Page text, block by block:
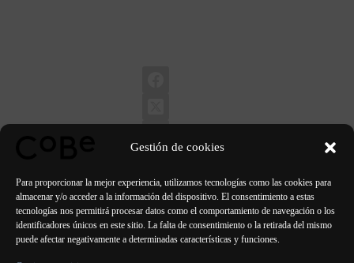
Gestión de cookies
Para proporcionar la mejor experiencia, utilizamos tecnologías como las cookies para
almacenar y/o acceder a la información del dispositivo. El consentimiento a estas
tecnologías nos permitirá procesar datos como el comportamiento de navegación o los
identificadores únicos en este sitio. La falta de consentimiento o la retirada del mismo
puede afectar negativamente a determinadas características y funciones.
ANTERIOR SIGUIENTE